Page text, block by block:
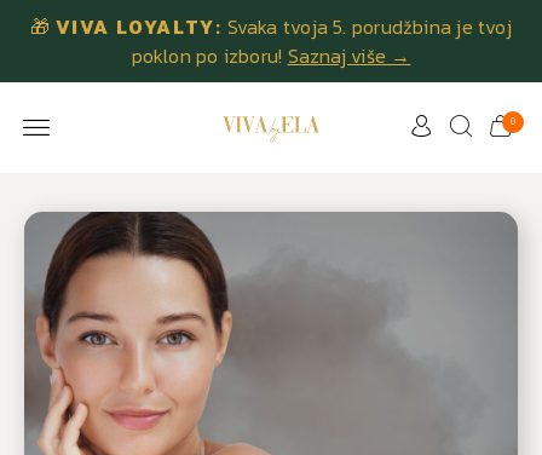
🎁 VIVA LOYALTY: Svaka tvoja 5. porudžbina je tvoj
poklon po izboru! Saznaj više →
0